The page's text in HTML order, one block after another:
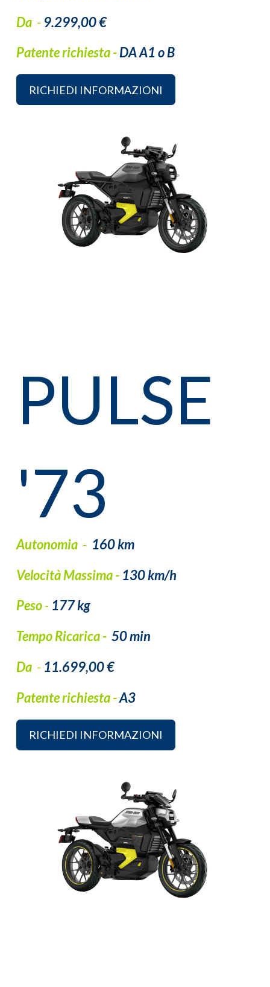
Da- 9.299,00 €
Patente richiesta -DA A1 o B
RICHIEDI INFORMAZIONI
PULSE
'73
Autonomia- 160 km
Velocità Massima - 130 km/h
Peso- 177 kg
Tempo Ricarica - 50 min
Da- 11.699,00 €
Patente richiesta -A3
RICHIEDI INFORMAZIONI